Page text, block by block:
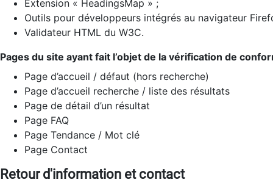
Extension « HeadingsMap » ;
Outils pour développeurs intégrés au navigateur
Validateur HTML du W3C.
Pages du site ayant fait l’objet de la vérification de
Page d’accueil / défaut (hors recherche)
Page d’accueil recherche / liste des résultats
Page de détail d’un résultat
Page FAQ
Page Tendance / Mot clé
Page Contact
Retour d'information et contact